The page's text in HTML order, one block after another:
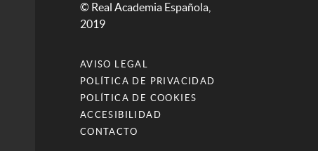
© Real Academia Española,
2019
AVISO LEGAL
POLÍTICA DE PRIVACIDAD
POLÍTICA DE COOKIES
ACCESIBILIDAD
CONTACTO